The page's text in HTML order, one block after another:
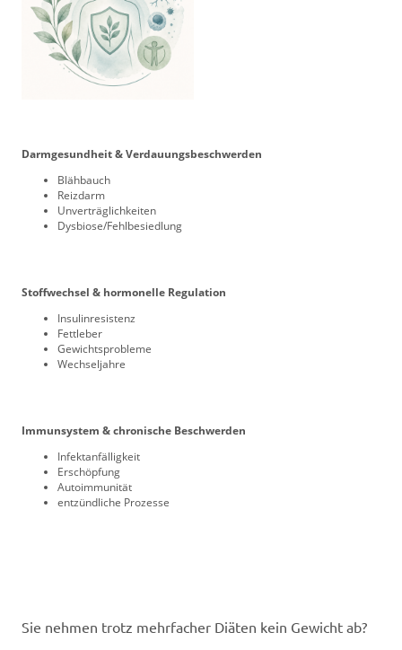
Darmgesundheit & Verdauungsbeschwerden
Blähbauch
Reizdarm
Unverträglichkeiten
Dysbiose/Fehlbesiedlung
Stoffwechsel & hormonelle Regulation
Insulinresistenz
Fettleber
Gewichtsprobleme
Wechseljahre
Immunsystem & chronische Beschwerden
Infektanfälligkeit
Erschöpfung
Autoimmunität
entzündliche Prozesse
Sie nehmen trotz mehrfacher Diäten kein Gewicht ab?